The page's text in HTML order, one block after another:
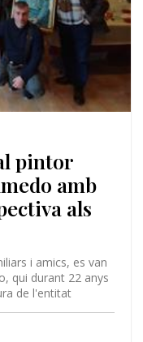
pintor
amb
als
i amics, es van
qui durant 22 anys
de l'entitat